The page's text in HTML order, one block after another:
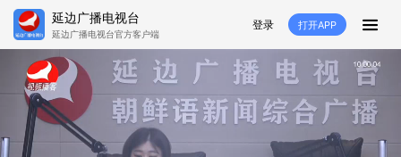
延边广播电视台
延边广播电视台官方客户端
登录 打开APP
HOME
추천 뉴스 영상뉴스 스포츠
추천영상 융매생방 백성열선 국내외